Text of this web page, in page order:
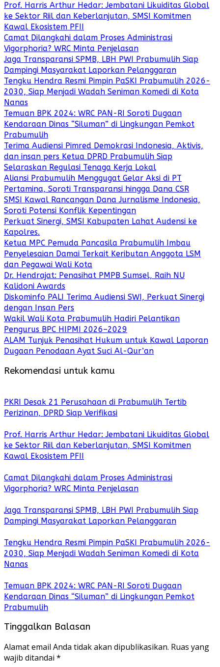
Prof. Harris Arthur Hedar: Jembatani Likuiditas Global
ke Sektor Riil dan Keberlanjutan, SMSI Komitmen
Kawal Ekosistem PFII
Camat Dilangkahi dalam Proses Administrasi
Vigorphoria? WRC Minta Penjelasan
Jaga Transparansi SPMB, LBH PWI Prabumulih Siap
Dampingi Masyarakat Laporkan Pelanggaran
Tengku Hendra Resmi Pimpin PaSKI Prabumulih 2026-
2030, Siap Menjadi Wadah Seniman Komedi di Kota
Nanas
Temuan BPK 2024: WRC PAN-RI Soroti Dugaan
Kendaraan Dinas “Siluman” di Lingkungan Pemkot
Prabumulih
Terima Audiensi Pimred Demokrasi Indonesia, Aktivis,
dan insan pers Ketua DPRD Prabumulih Siap
Selaraskan Regulasi Tenaga Kerja Lokal
Aliansi Prabumulih Menggugat Gelar Aksi di PT
Pertamina, Soroti Transparansi hingga Dana CSR
SMSI Kawal Rancangan Dana Jurnalisme Indonesia,
Soroti Potensi Konflik Kepentingan
Perkuat Sinergi, SMSI Kabupaten Lahat Audensi ke
Kapolres.
Ketua MPC Pemuda Pancasila Prabumulih Imbau
Penyelesaian Damai Terkait Keributan Anggota LSM
dan Pegawai Wali Kota
Dr. Hendrajat: Penasihat PMPB Sumsel, Raih NU
Kalidoni Awards
Diskominfo PALI Terima Audiensi SWI, Perkuat Sinergi
dengan Insan Pers
Wakil Wali Kota Prabumulih Hadiri Pelantikan
Pengurus BPC HIPMI 2026–2029
ALAM Tunjuk Penasihat Hukum untuk Kawal Laporan
Dugaan Penodaan Ayat Suci Al-Qur’an
Rekomendasi untuk kamu
PKRI Desak 21 Perusahaan di Prabumulih Tertib
Perizinan, DPRD Siap Verifikasi
Prof. Harris Arthur Hedar: Jembatani Likuiditas Global
ke Sektor Riil dan Keberlanjutan, SMSI Komitmen
Kawal Ekosistem PFII
Camat Dilangkahi dalam Proses Administrasi
Vigorphoria? WRC Minta Penjelasan
Jaga Transparansi SPMB, LBH PWI Prabumulih Siap
Dampingi Masyarakat Laporkan Pelanggaran
Tengku Hendra Resmi Pimpin PaSKI Prabumulih 2026-
2030, Siap Menjadi Wadah Seniman Komedi di Kota
Nanas
Temuan BPK 2024: WRC PAN-RI Soroti Dugaan
Kendaraan Dinas “Siluman” di Lingkungan Pemkot
Prabumulih
Tinggalkan Balasan
Alamat email Anda tidak akan dipublikasikan. Ruas yang
wajib ditandai *